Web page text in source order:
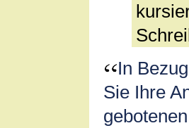
In
Sie Ihre